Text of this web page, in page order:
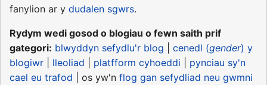
fanylion ar y dudalen sgwrs.
Rydym wedi gosod o blogiau o fewn saith prif
gategori: blwyddyn sefydlu'r blog cenedl (gender) y
blogiwr
lleoliad platfform cyhoeddi
pynciau sy'n
cael eu trafod | os yw'n flog gan sefydliad neu gwmni